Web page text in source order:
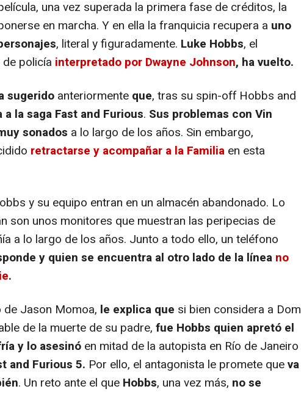
una vez superada la primera fase de créditos, la
en marcha. Y en ella la franquicia recupera a uno
, literal y figuradamente. Luke Hobbs, el
policía interpretado por Dwayne Johnson, ha vuelto.
sugerido anteriormente que, tras su spin-off Hobbs and
a la saga Fast and Furious. Sus problemas con Vin
sonados a lo largo de los años. Sin embargo,
retractarse y acompañar a la Familia en esta
y su equipo entran en un almacén abandonado. Lo
son unos monitores que muestran las peripecias de
a lo largo de los años. Junto a todo ello, un teléfono
y quien se encuentra al otro lado de la línea no
.
de Jason Momoa, le explica que si bien considera a Dom
de la muerte de su padre, fue Hobbs quien apretó el
y lo asesinó en mitad de la autopista en Río de Janeiro
and Furious 5. Por ello, el antagonista le promete queva
. Un reto ante el que Hobbs, una vez más, no se